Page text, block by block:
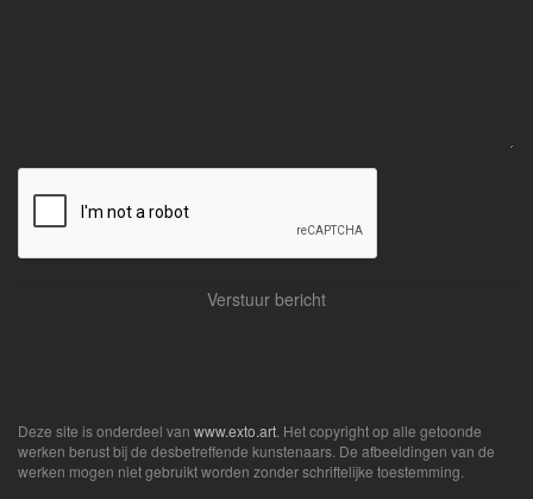
Deze site is onderdeel van www.exto.art . Het copyright op alle getoonde
werken berust bij de desbetreffende kunstenaars. De afbeeldingen van de
werken mogen niet gebruikt worden zonder schriftelijke toestemming.